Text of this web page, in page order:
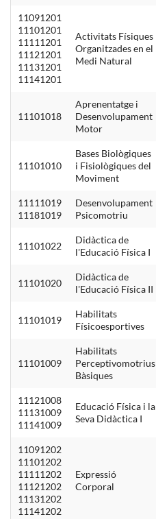
11091201
11101201
11111201
11121201
11131201
11141201
Activitats Físiques
Organitzades en el
Medi Natural
11101018
Aprenentatge i
Desenvolupament
Motor
11101010
Bases Biològiques
i Fisiològiques del
Moviment
11111019
11181019
Desenvolupament
Psicomotriu
11101022
Didàctica de
l'Educació Física I
11101020
Didàctica de
l'Educació Física II
11101019
Habilitats
Físicoesportives
11101009
Habilitats
Perceptivomotrius
Bàsiques
11121008
11131009
11141009
Educació Física i la
Seva Didàctica I
11091202
11101202
11111202
11121202
11131202
11141202
Expressió
Corporal